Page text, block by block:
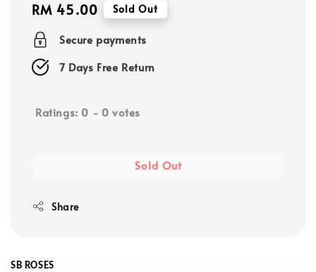
Regular
price
RM 45.00 Sold Out
Secure payments
7 Days Free Return
Ratings: 0 - 0 votes
Sold Out
Share
SB ROSES